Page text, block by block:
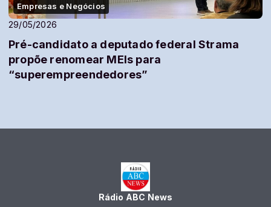
Empresas e Negócios
29/05/2026
Pré-candidato a deputado federal Strama
propõe renomear MEIs para
“superempreendedores”
Rádio ABC News